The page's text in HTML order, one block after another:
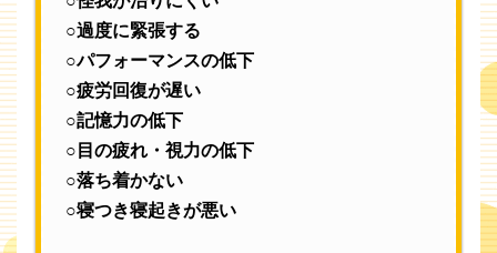
○過度に緊張する
○パフォーマンスの低下
○疲労回復が遅い
○記憶力の低下
○目の疲れ・視力の低下
○落ち着かない
○寝つき寝起きが悪い